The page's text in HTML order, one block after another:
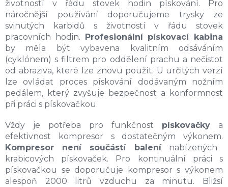
životností v řádu stovek hodin pískování. Pro
náročnější používání doporučujeme trysky ze
svinutých karbidů s životností v řádu stovek
pracovních hodin.
Profesionální pískovací kabina
by měla být vybavena kvalitním odsáváním
(cyklónem) s filtrem pro oddělení prachu a nečistot
od abraziva, které lze znovu použít. U určitých verzí
lze ovládat proces pískování dodávaným nožním
pedálem, který zvyšuje bezpečnost a konformnost
při práci s pískovačkou.
Vždy je potřeba pro funkčnost pískovačky a
efektivnost kompresor s dostatečným výkonem.
Kompresor není součástí balenínabízených
krabicových pískovaček. Pro kontinuální práci s
pískovačkou se doporučuje kompresor s výkonem
alespoň 2000 litrů vzduchu za minutu. Bližsí